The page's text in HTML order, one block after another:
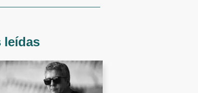
leídas